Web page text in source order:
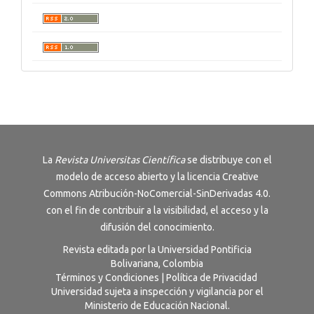
La Revista Universitas Científicase distribuye con el
modelo de acceso abierto y la licencia Creative
Commons Atribución-NoComercial-SinDerivadas 4.0.
con el fin de contribuir a la visibilidad, el acceso y la
difusión del conocimiento.
Revista editada por la Universidad Pontificia
Bolivariana, Colombia
Términos y Condiciones
Política de Privacidad
Universidad sujeta a inspección y vigilancia por el
Ministerio de Educación Nacional.